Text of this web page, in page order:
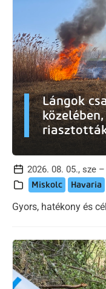
Lángok
2026. 08. 05., sze
Miskolc Havaria
Gyors, hatékony és